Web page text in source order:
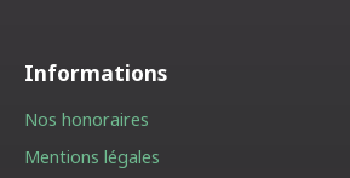
Informations
Nos honoraires
Mentions légales